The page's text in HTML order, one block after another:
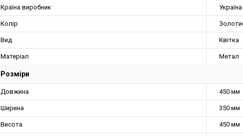
Країна виробник Україна
Колір
Вид Квітка
Матеріал Метал
Розміри
Довжина 450 мм
Ширина 350 мм
Висота 450 мм